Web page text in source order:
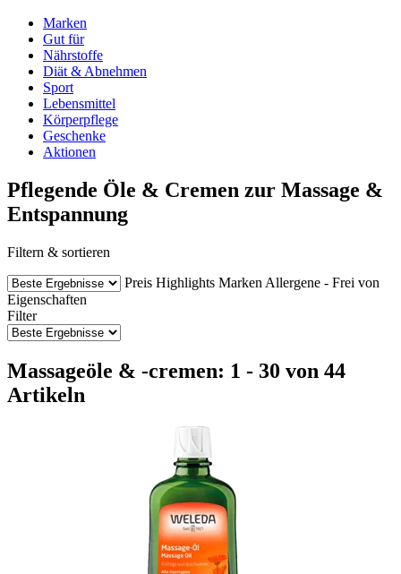
Marken
Gut für
Nährstoffe
Diät & Abnehmen
Sport
Lebensmittel
Körperpflege
Geschenke
Aktionen
Pflegende Öle & Cremen zur Massage &
Entspannung
Filtern & sortieren
Preis Highlights Marken Allergene - Frei von
Eigenschaften
Filter
Massageöle & -cremen: 1 - 30 von 44
Artikeln